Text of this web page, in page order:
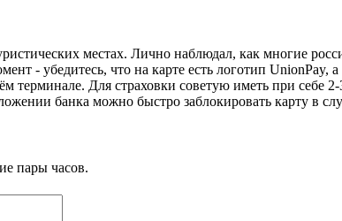
местах. Лично наблюдал, как многие
- убедитесь, что на карте есть логотип
терминале. Для страховки советую иметь при
банка можно быстро заблокировать карту в
пары часов.